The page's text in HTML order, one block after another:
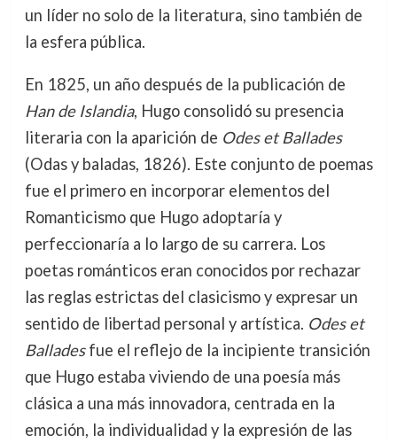
un líder no solo de la literatura, sino también de
la esfera pública.
En 1825, un año después de la publicación de
Han de Islandia, Hugo consolidó su presencia
literaria con la aparición de Odes et Ballades
(Odas y baladas, 1826). Este conjunto de poemas
fue el primero en incorporar elementos del
Romanticismo que Hugo adoptaría y
perfeccionaría a lo largo de su carrera. Los
poetas románticos eran conocidos por rechazar
las reglas estrictas del clasicismo y expresar un
sentido de libertad personal y artística. Odes et
Balladesfue el reflejo de la incipiente transición
que Hugo estaba viviendo de una poesía más
clásica a una más innovadora, centrada en la
emoción, la individualidad y la expresión de las